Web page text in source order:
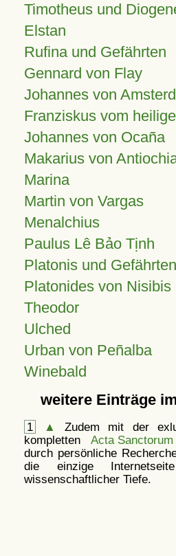
Timotheus und
Elstan
Rufina und Gefährten
Gennard von Flay
Johannes von
Franziskus vom
Johannes von Ocaña
Makarius von
Marina
Martin von Vargas
Menalchius
Paulus Lê Bảo Tịnh
Platonis und Gefährten
Platonides von Nisibis
Theodor
Ulched
Urban von Peñalba
Winebald
weitere Einträge
1 ▲
Zudem mit der
kompletten Acta Sanctorum
durch persönliche
die einzige
wissenschaftlicher Tiefe.